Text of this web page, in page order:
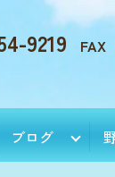
9219 FAX
ブログ